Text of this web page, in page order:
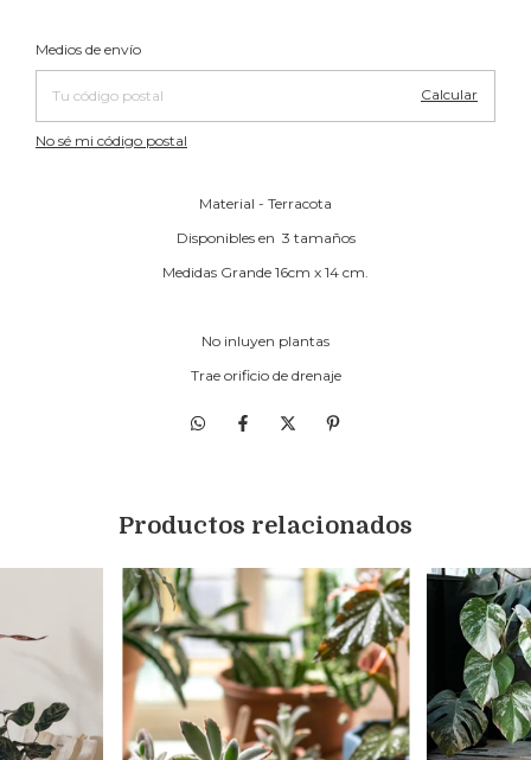
Entregas para el CP:
Medios de envío
Calcular
No sé mi código postal
Material - Terracota
Disponibles en 3 tamaños
Medidas Grande 16cm x 14 cm.
No inluyen plantas
Trae orificio de drenaje
Productos relacionados